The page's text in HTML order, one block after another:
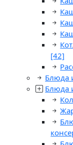
[42]
Блюда
Блюда